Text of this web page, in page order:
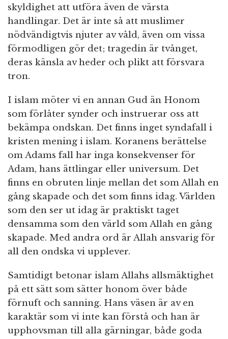
skyldighet att utföra även de värsta
handlingar. Det är inte så att muslimer
nödvändigtvis njuter av våld, även om vissa
förmodligen gör det; tragedin är tvånget,
deras känsla av heder och plikt att försvara
tron.
I islam möter vi en annan Gud än Honom
som förlåter synder och instruerar oss att
bekämpa ondskan. Det finns inget syndafall i
kristen mening i islam. Koranens berättelse
om Adams fall har inga konsekvenser för
Adam, hans ättlingar eller universum. Det
finns en obruten linje mellan det som Allah en
gång skapade och det som finns idag. Världen
som den ser ut idag är praktiskt taget
densamma som den värld som Allah en gång
skapade. Med andra ord är Allah ansvarig för
all den ondska vi upplever.
Samtidigt betonar islam Allahs allsmäktighet
på ett sätt som sätter honom över både
förnuft och sanning. Hans väsen är av en
karaktär som vi inte kan förstå och han är
upphovsman till alla gärningar, både goda